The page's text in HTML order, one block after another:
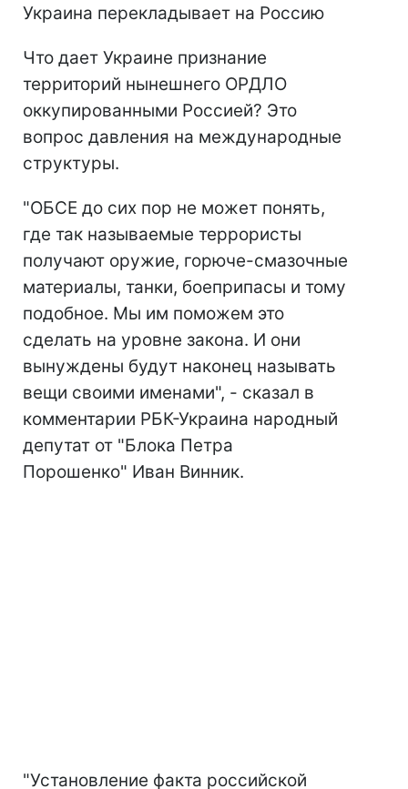
Украина перекладывает на Россию
Что дает Украине признание
территорий нынешнего ОРДЛО
оккупированными Россией? Это
вопрос давления на международные
структуры.
"ОБСЕ до сих пор не может понять,
где так называемые террористы
получают оружие, горюче-смазочные
материалы, танки, боеприпасы и тому
подобное. Мы им поможем это
сделать на уровне закона. И они
вынуждены будут наконец называть
вещи своими именами", - сказал в
комментарии РБК-Украина народный
депутат от "Блока Петра
Порошенко" Иван Винник.
"Установление факта российской